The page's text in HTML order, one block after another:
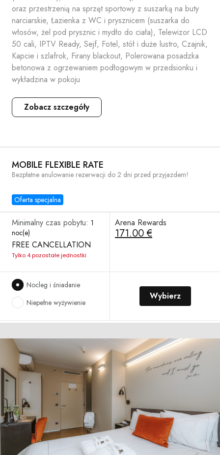
oraz przestrzenią na sprzęt sportowy z suszarką na buty
narciarskie, Łazienka z WC i prysznicem (suszarka do
włosów, żel pod prysznic i mydło do ciała), Telewizor LCD
50 cali, IPTV Ready, Sejf, Fotel, stół i duże lustro, Czajnik,
Kapcie i szlafrok, Firany blackout, Polerowana posadzka
betonowa z ogrzewaniem podłogowym w przedsionku i
wykładzina w pokoju
Zobacz szczegóły
MOBILE FLEXIBLE RATE
Oferta specjalna
Bezpłatne anulowanie rezerwacji do 2 dni przed przyjazdem!
Minimalny czas pobytu: 1
noc(e)
FREE CANCELLATION
Tylko 4 pozostałe jednostki
Arena Rewards
171.00 €
Nocleg i śniadanie
Niepełne wyżywienie
Wybierz